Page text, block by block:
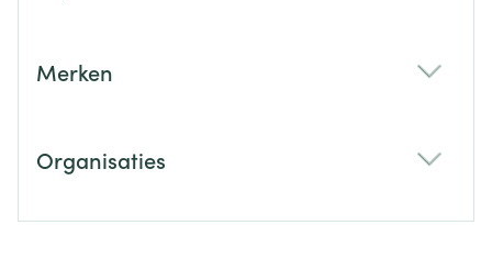
Merken
Organisaties